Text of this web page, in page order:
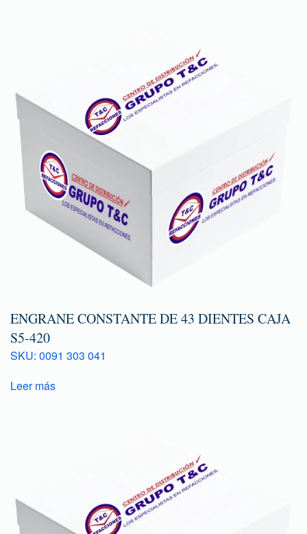
ENGRANE CONSTANTE DE 43 DIENTES CAJA
S5-420
SKU: 0091 303 041
Leer más